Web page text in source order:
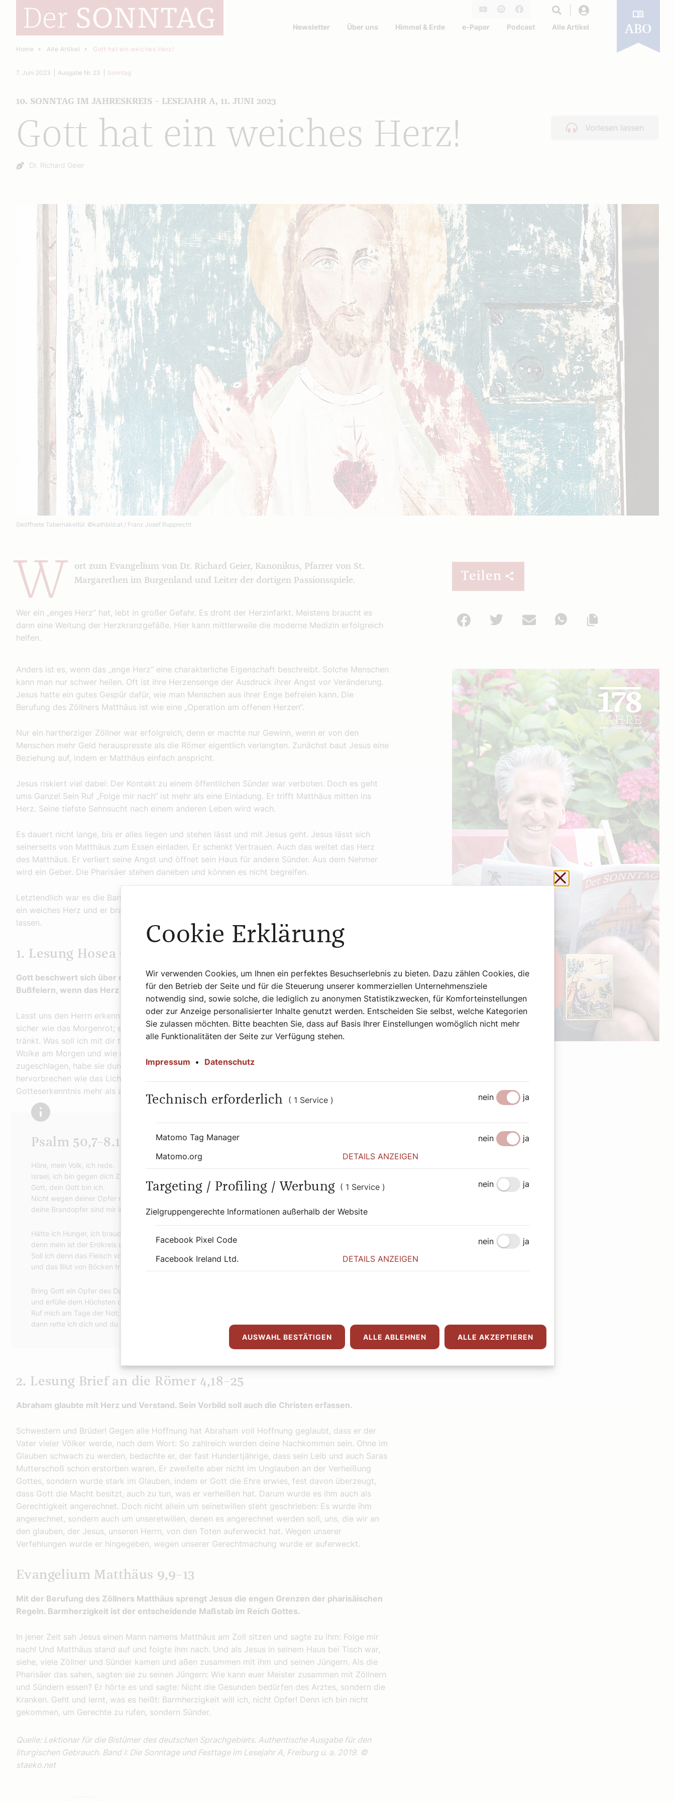
Facebook
Newsletter Über uns Himmel & Erde e-Paper Podcast Alle Artikel ABO
Home Alle Artikel Gott hat ein weiches Herz!
Vorlesen lassen
Gott hat ein weiches Herz!
10. SONNTAG IM JAHRESKREIS – LESEJAHR A, 11. JUNI 2023
7. Juni 2023 Ausgabe Nr. 23 Sonntag
Autor:
Dr. Richard Geier
Geöffnete Tabernakeltür. ©kathbild.at / Franz Josef Rupprecht
W
ort zum Evangelium von Dr. Richard Geier, Kanonikus, Pfarrer von St.
Margarethen im Burgenland und Leiter der dortigen Passionsspiele.
Wer ein „enges Herz“ hat, lebt in großer Gefahr. Es droht der Herzinfarkt. Meistens braucht es
dann eine Weitung der Herzkranzgefäße. Hier kann mittlerweile die moderne Medizin erfolgreich
helfen.
Anders ist es, wenn das „enge Herz“ eine charakterliche Eigenschaft beschreibt. Solche Menschen
kann man nur schwer heilen. Oft ist ihre Herzensenge der Ausdruck ihrer Angst vor Veränderung.
Jesus hatte ein gutes Gespür dafür, wie man Menschen aus ihrer Enge befreien kann. Die
Berufung des Zöllners Matthäus ist wie eine „Operation am offenen Herzen“.
Nur ein hartherziger Zöllner war erfolgreich, denn er machte nur Gewinn, wenn er von den
Menschen mehr Geld herauspresste als die Römer eigentlich verlangten. Zunächst baut Jesus eine
Beziehung auf, indem er Matthäus einfach anspricht.
Jesus riskiert viel dabei: Der Kontakt zu einem öffentlichen Sünder war verboten. Doch es geht
ums Ganze! Sein Ruf „Folge mir nach“ ist mehr als eine Einladung. Er trifft Matthäus mitten ins
Herz. Seine tiefste Sehnsucht nach einem anderen Leben wird wach.
Es dauert nicht lange, bis er alles liegen und stehen lässt und mit Jesus geht. Jesus lässt sich
seinerseits von Matthäus zum Essen einladen. Er schenkt Vertrauen. Auch das weitet das Herz
des Matthäus. Er verliert seine Angst und öffnet sein Haus für andere Sünder. Aus dem Nehmer
wird ein Geber. Die Pharisäer stehen daneben und können es nicht begreifen.
Letztendlich war es die Barmherzigkeit Jesu, die das Herz des Matthäus verwandelte. Gott hat
ein weiches Herz und er braucht Menschen, die ihr Herz für ihn öffnen und von ihm formen
lassen.
1. Lesung Hosea 6,3–6
Gott beschwert sich über die Wankelmütigkeit des Volkes Israels. Was nützen die schönsten
Bußfeiern, wenn das Herz nicht dabei ist?
Lasst uns den Herrn erkennen, ja lasst uns nach der Erkenntnis des Herrn jagen! Er kommt so
sicher wie das Morgenrot; er kommt zu uns wie der Regen, wie der Frühjahrsregen, der die Erde
tränkt. Was soll ich mit dir tun, Éfraim? Was soll ich mit dir tun, Juda? Eure Liebe ist wie eine
Wolke am Morgen und wie der Tau, der bald vergeht. Darum habe ich durch die Propheten
zugeschlagen, habe sie durch die Worte meines Mundes umgebracht. Dann wird mein Recht
hervorbrechen wie das Licht. Denn an Liebe habe ich Gefallen, nicht an Schlachtopfern, an
Gotteserkenntnis mehr als an Brandopfern.
Psalm 50,7–8.12–13.14–15
Höre, mein Volk, ich rede.
Israel, ich bin gegen dich Zeuge,
Gott, dein Gott bin ich.
Nicht wegen deiner Opfer rüge ich dich,
deine Brandopfer sind mir immer vor Augen.
Hätte ich Hunger, ich brauchte es dir nicht zu sagen,
denn mein ist der Erdkreis und seine ganze Fülle.
Soll ich denn das Fleisch von Stieren essen
und das Blut von Böcken trinken?
Bring Gott ein Opfer des Dankes
und erfülle dem Höchsten deine Gelübde!
Ruf mich am Tage der Not;
dann rette ich dich und du wirst mich ehren.
2. Lesung Brief an die Römer 4,18–25
Abraham glaubte mit Herz und Verstand. Sein Vorbild soll auch die Christen erfassen.
Schwestern und Brüder! Gegen alle Hoffnung hat Abraham voll Hoffnung geglaubt, dass er der
Vater vieler Völker werde, nach dem Wort: So zahlreich werden deine Nachkommen sein. Ohne im
Glauben schwach zu werden, bedachte er, der fast Hundertjährige, dass sein Leib und auch Saras
Mutterschoß schon erstorben waren. Er zweifelte aber nicht im Unglauben an der Verheißung
Gottes, sondern wurde stark im Glauben, indem er Gott die Ehre erwies, fest davon überzeugt,
dass Gott die Macht besitzt, auch zu tun, was er verheißen hat. Darum wurde es ihm auch als
Gerechtigkeit angerechnet. Doch nicht allein um seinetwillen steht geschrieben: Es wurde ihm
angerechnet, sondern auch um unseretwillen, denen es angerechnet werden soll, uns, die wir an
den glauben, der Jesus, unseren Herrn, von den Toten auferweckt hat. Wegen unserer
Verfehlungen wurde er hingegeben, wegen unserer Gerechtmachung wurde er auferweckt.
Evangelium Matthäus 9,9–13
Mit der Berufung des Zöllners Matthäus sprengt Jesus die engen Grenzen der pharisäischen
Regeln. Barmherzigkeit ist der entscheidende Maßstab im Reich Gottes.
In jener Zeit sah Jesus einen Mann namens Matthäus am Zoll sitzen und sagte zu ihm: Folge mir
nach! Und Matthäus stand auf und folgte ihm nach. Und als Jesus in seinem Haus bei Tisch war,
siehe, viele Zöllner und Sünder kamen und aßen zusammen mit ihm und seinen Jüngern. Als die
Pharisäer das sahen, sagten sie zu seinen Jüngern: Wie kann euer Meister zusammen mit Zöllnern
und Sündern essen? Er hörte es und sagte: Nicht die Gesunden bedürfen des Arztes, sondern die
Kranken. Geht und lernt, was es heißt: Barmherzigkeit will ich, nicht Opfer! Denn ich bin nicht
gekommen, um Gerechte zu rufen, sondern Sünder.
Quelle: Lektionar für die Bistümer des deutschen Sprachgebiets. Authentische Ausgabe für den
liturgischen Gebrauch. Band I: Die Sonntage und Festtage im Lesejahr A, Freiburg u. a. 2019. ©
staeko.net
Teilen
Facebook
Twitter Mail
WhatsApp
Schließen ohne zu
Cookie Erklärung
Wir verwenden Cookies, um Ihnen ein perfektes Besuchserlebnis zu bieten. Dazu zählen Cookies, die
für den Betrieb der Seite und für die Steuerung unserer kommerziellen Unternehmensziele
notwendig sind, sowie solche, die lediglich zu anonymen Statistikzwecken, für Komforteinstellungen
oder zur Anzeige personalisierter Inhalte genutzt werden. Entscheiden Sie selbst, welche Kategorien
Sie zulassen möchten. Bitte beachten Sie, dass auf Basis Ihrer Einstellungen womöglich nicht mehr
alle Funktionalitäten der Seite zur Verfügung stehen.
Impressum • Datenschutz
Technisch erforderlich ( 1 Service ) nein ja
Matomo Tag Manager nein
ja
Matomo.org
DETAILS ANZEIGEN
Targeting / Profiling / Werbung ( 1 Service )
Zielgruppengerechte Informationen außerhalb der Website
nein ja
Facebook Pixel Code nein
ja
Facebook Ireland Ltd.
DETAILS ANZEIGEN
AUSWAHL BESTÄTIGEN ALLE ABLEHNEN ALLE AKZEPTIEREN